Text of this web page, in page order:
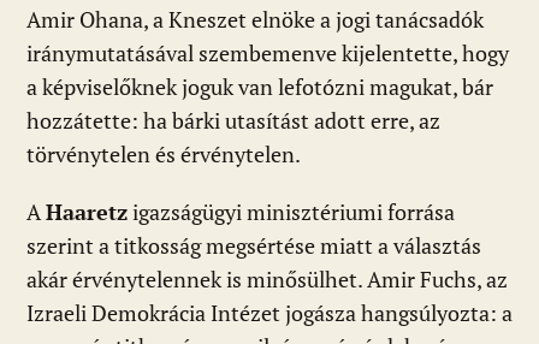
Amir Ohana, a Kneszet elnöke a jogi tanácsadók
iránymutatásával szembemenve kijelentette, hogy
a képviselőknek joguk van lefotózni magukat, bár
hozzátette: ha bárki utasítást adott erre, az
törvénytelen és érvénytelen.
AHaaretzigazságügyi minisztériumi forrása
szerint a titkosság megsértése miatt a választás
akár érvénytelennek is minősülhet. Amir Fuchs, az
Izraeli Demokrácia Intézet jogásza hangsúlyozta: a